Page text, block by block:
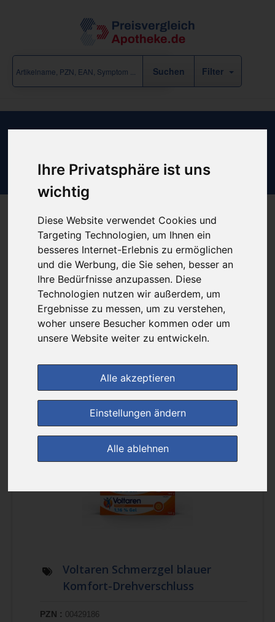
Ihre Privatsphäre ist uns
wichtig
Diese Website verwendet Cookies und
Targeting Technologien, um Ihnen ein
besseres Internet-Erlebnis zu ermöglichen
und die Werbung, die Sie sehen, besser an
Ihre Bedürfnisse anzupassen. Diese
Technologien nutzen wir außerdem, um
Ergebnisse zu messen, um zu verstehen,
woher unsere Besucher kommen oder um
unsere Website weiter zu entwickeln.
Alle akzeptieren
Einstellungen ändern
Alle ablehnen
Filter
Sportmedizin" (14 Treffer)
eine Rubrik-Ebene zurück
« ‹ 1 2 3 › »
Filter anzeigen
Sortierung :
(0)
Voltaren Schmerzgel blauer
Komfort-Drehverschluss
PZN : 00429186